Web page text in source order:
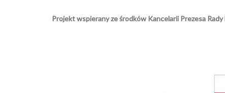
Projekt wspierany ze środków Kancelarii Prezesa